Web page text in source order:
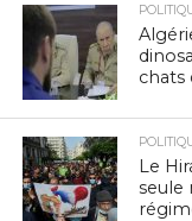
chats
Le
seule